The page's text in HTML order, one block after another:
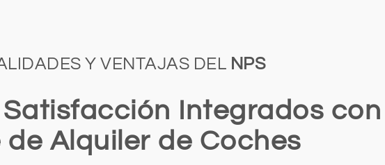
Y VENTAJAS DEL NPS
Integrados con
Alquiler de Coches